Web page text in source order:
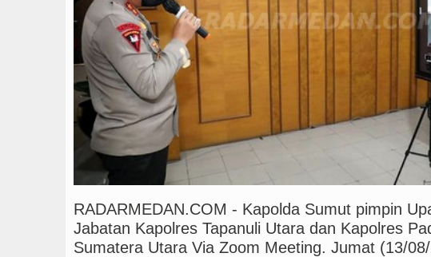
Tujuh Tewas dalam Penembakan
RADARMEDAN.COM - Kapolda Sumut pimpin
Jabatan Kapolres Tapanuli Utara dan Kapolres
Sumatera Utara Via Zoom Meeting. Jumat (13/